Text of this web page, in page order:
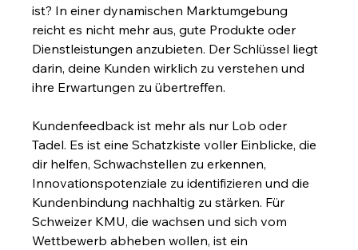
ist? In einer dynamischen Marktumgebung
reicht es nicht mehr aus, gute Produkte oder
Dienstleistungen anzubieten. Der Schlüssel liegt
darin, deine Kunden wirklich zu verstehen und
ihre Erwartungen zu übertreffen.
Kundenfeedback ist mehr als nur Lob oder
Tadel. Es ist eine Schatzkiste voller Einblicke, die
dir helfen, Schwachstellen zu erkennen,
Innovationspotenziale zu identifizieren und die
Kundenbindung nachhaltig zu stärken. Für
Schweizer KMU, die wachsen und sich vom
Wettbewerb abheben wollen, ist ein